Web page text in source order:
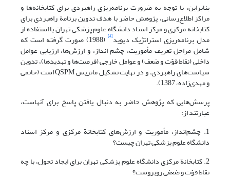
بنابراین، با توجه به ضرورت برنامه‌ریزی راهبردی برای کتابخانه‌ها و
مراکز اطلاع‌رسانی، پژوهش حاضر با هدف تدوین برنامة‌ راهبردی برای
کتابخانه مرکزی و مرکز اسناد دانشگاه علوم پزشکی تهران با استفاده از
مدل برنامه‌ریزی استراتژیک دیوید[4] (1988) صورت گرفته است که
شامل مراحل تعریف مأموریت، چشم انداز، و ارزش‌ها، ارزیابی عوامل
داخلی (نقاط قوّت و ضعف) و عوامل خارجی (فرصت‌ها و تهدیدها)، تدوین
سیاست‌های راهبردی، و در نهایت تشکیل ماتریس QSPM است (حاتمی
و مهدی‌زاده، 1387).
پرسش‌هایی که پژوهش حاضر به دنبال یافتن پاسخ برای آنهاست،
عبارتند از:
1. چشم‌انداز، مأموریت و ارزش‌های کتابخانة مرکزی و مرکز اسناد
دانشگاه علوم پزشکی تهران چیست؟
2. کتابخانة مرکزی دانشگاه علوم پزشکی تهران برای ایجاد تحول، با چه
نقاط قوّت و ضعفی روبروست؟